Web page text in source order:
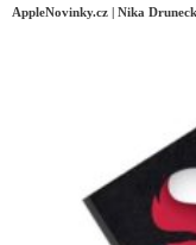
AppleNovinky.cz | Nika